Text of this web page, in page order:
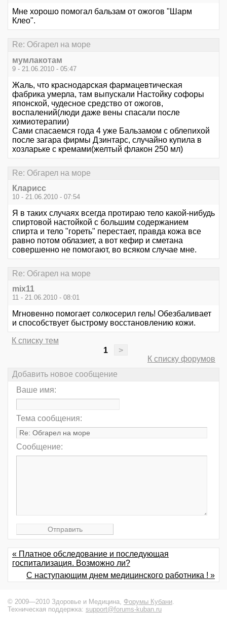
Мне хорошо помогал бальзам от ожогов "Шарм
Клео".
Re: Обгарел на море
мумлакотам
9 - 21.06.2010 - 05:47
Жаль, что краснодарская фармацевтическая
фабрика умерла, там выпускали Настойку софоры
японской, чудесное средство от ожогов,
воспалений(люди даже вены спасали после
химиотерапии)
Сами спасаемся года 4 уже Бальзамом с облепихой
после загара фирмы Дзинтарс, случайно купила в
хозларьке с кремами(желтый флакон 250 мл)
Re: Обгарел на море
Кларисс
10 - 21.06.2010 - 07:54
Я в таких случаях всегда протираю тело какой-нибудь
спиртовой настойкой с большим содержанием
спирта и тело "гореть" перестает, правда кожа все
равно потом облазиет, а вот кефир и сметана
совершенно не помогают, во всяком случае мне.
Re: Обгарел на море
mix11
11 - 21.06.2010 - 08:01
Мгновенно помогает солкосерил гель! Обезбаливает
и способствует быстрому восстановлению кожи.
К списку тем
1
>
К списку форумов
Добавить новое сообщение
Ваше имя:
Тема сообщения:
Сообщение:
« Платное обследование и последующая
госпитализация. Возможно ли?
С наступающим днем медицинского работника ! »
© 2009—2010 Здоровье и Медицина, Форумы Кубани.
Техническая поддержка: support@forums-kuban.ru